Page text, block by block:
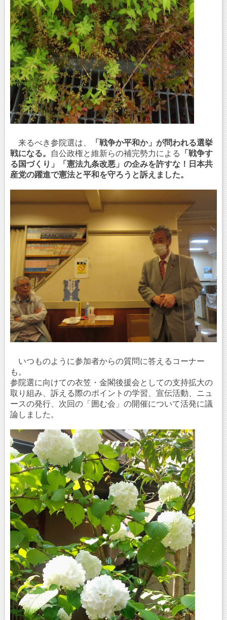
来るべき参院選は、
「戦争か平和か」が問われる選挙
戦になる。
自公政権と維新らの補完勢力による
「戦争す
る国づくり」「憲法九条改悪」の企みを許すな！日本共
産党の躍進で憲法と平和を守ろうと訴えました。
いつものように参加者からの質問に答えるコーナー
も。
参院選に向けての衣笠・金閣後援会としての支持拡大の
取り組み、訴える際のポイントの学習、宣伝活動、ニュ
ースの発行、次回の「囲む会」の開催について活発に議
論しました。